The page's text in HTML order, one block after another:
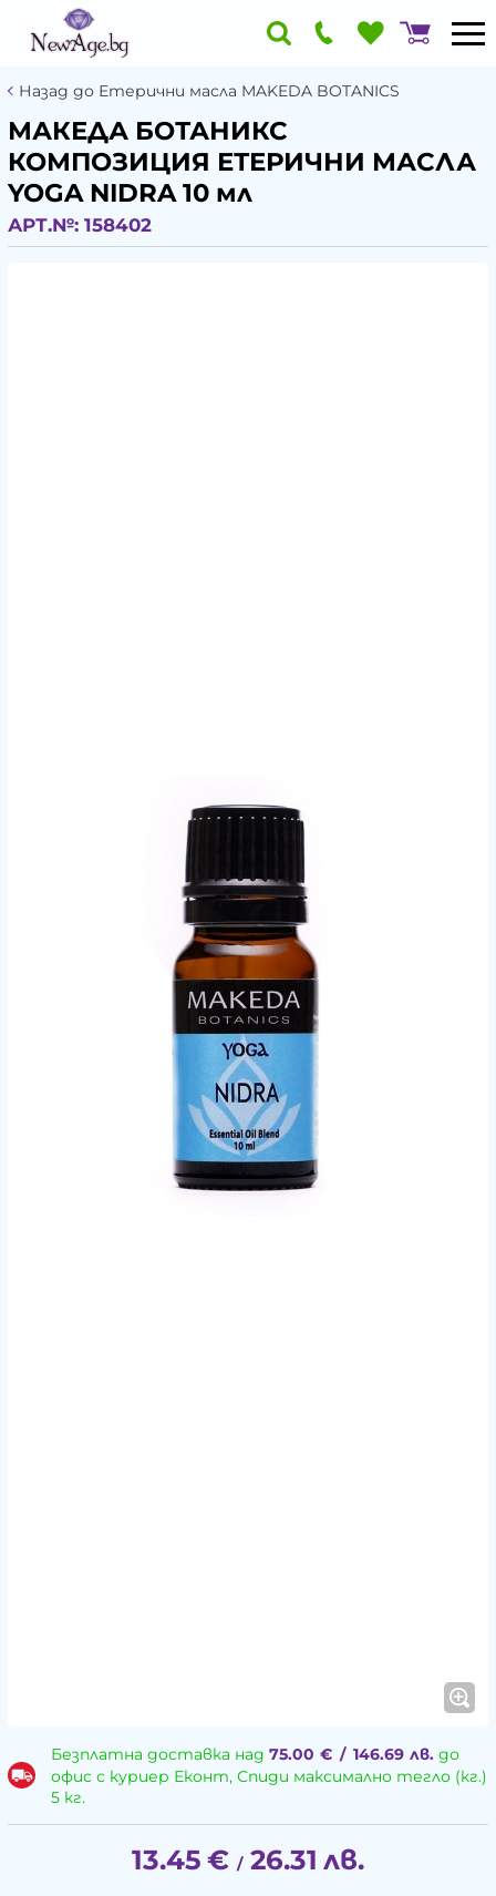
Назад до Етерични масла MAKEDA BOTANICS
МАКЕДА БОТАНИКС
КОМПОЗИЦИЯ ЕТЕРИЧНИ МАСЛА
YOGA NIDRA 10 мл
АРТ.№: 158402
Безплатна доставка над 75.00 € / 146.69 лв.до
офис с куриер Еконт, Спиди максимално тегло (кг.)
5 кг.
13.45 € / 26.31 лв.